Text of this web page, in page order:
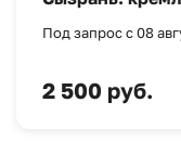
Под запрос с 08
2 500 руб.